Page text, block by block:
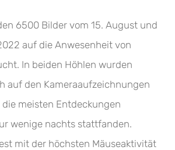
6500 Bilder vom 15. August und
auf die Anwesenheit von
In beiden Höhlen wurden
auf den Kameraaufzeichnungen
die meisten Entdeckungen
wenige nachts stattfanden.
mit der höchsten Mäuseaktivität